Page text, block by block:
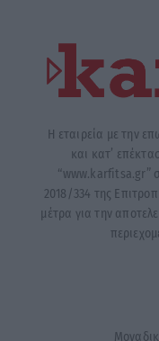
Η εταιρεία με την
και κατ’
“www.karfitsa.gr”
2018/334 της
μέτρα για την